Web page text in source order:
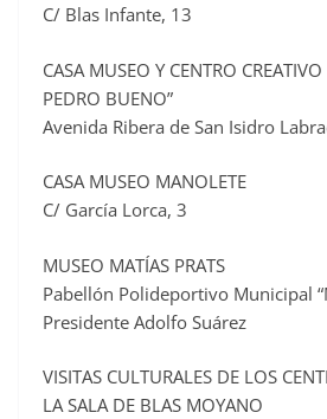
C/ Blas Infante, 13
CASA MUSEO Y CENTRO
PEDRO BUENO”
Avenida Ribera de San Isidro
CASA MUSEO MANOLETE
C/ García Lorca, 3
MUSEO MATÍAS PRATS
Pabellón Polideportivo Municipal
Presidente Adolfo Suárez
VISITAS CULTURALES DE LOS
LA SALA DE BLAS MOYANO